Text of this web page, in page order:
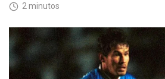
2 minutos